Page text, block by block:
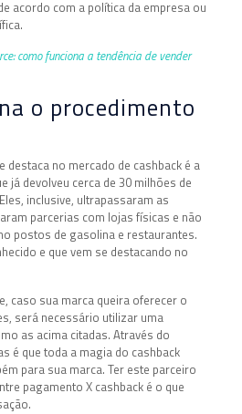
acordo com a política da empresa ou
como funciona a tendência de vender
o procedimento
destaca no mercado de cashback é a
já devolveu cerca de 30 milhões de
inclusive, ultrapassaram as
parcerias com lojas físicas e não
postos de gasolina e restaurantes.
e que vem se destacando no
caso sua marca queira oferecer o
será necessário utilizar uma
as acima citadas. Através do
é que toda a magia do cashback
para sua marca. Ter este parceiro
pagamento X cashback é o que